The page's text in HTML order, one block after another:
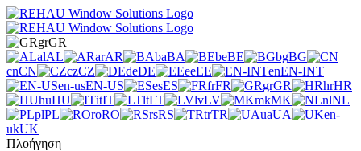
grGR
alAL arAR baBA beBE bgBG
cnCN czCZ deDE eeEE enEN-INT
en-usEN-US esES frFR grGR hrHR
huHU itIT ltLT lvLV mkMK nlNL
plPL roRO rsRS trTR uaUA
en-
ukUK
Πλοήγηση